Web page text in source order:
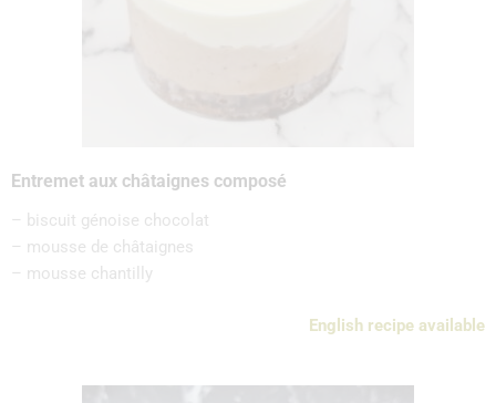
Entremet aux châtaignes composé
– biscuit génoise chocolat
– mousse de châtaignes
– mousse chantilly
English recipe available